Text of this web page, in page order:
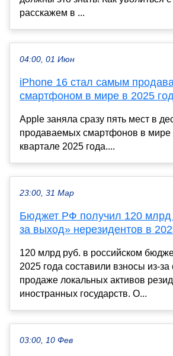
расскажем в ...
04:00, 01 Июн
iPhone 16 стал самым
смартфоном в мире в 2025
Apple заняла сразу пять мест в
продаваемых смартфонов в мире
квартале 2025 года....
23:00, 31 Мар
Бюджет РФ получил 120 млрд
за выход» нерезидентов в
120 млрд руб. в российском
2025 года составили взносы из-за
продаже локальных активов
иностранных государств. О...
03:00, 10 Фев